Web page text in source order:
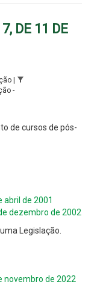
DE 11 DE
|
-
de cursos de pós-
abril de 2001
dezembro de 2002
Legislação.
novembro de 2022